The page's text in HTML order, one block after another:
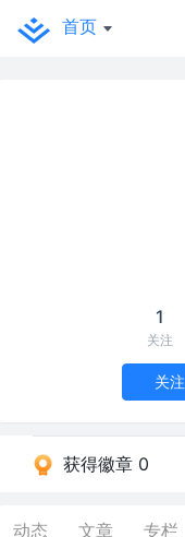
首页
1
关注
关注
获得徽章 0
动态 文章 专栏